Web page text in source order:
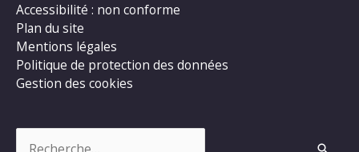
Accessibilité : non conforme
Plan du site
Mentions légales
Politique de protection des données
Gestion des cookies